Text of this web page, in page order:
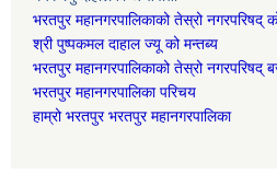
भरतपुर महानगरपालिकाको तेस्रो नगरपरिषद्
श्री पुष्पकमल दाहाल ज्यू को मन्तब्य
भरतपुर महानगरपालिकाको तेस्रो नगरपरिषद्
भरतपुर महानगरपालिका परिचय
हाम्रो भरतपुर भरतपुर महानगरपालिका